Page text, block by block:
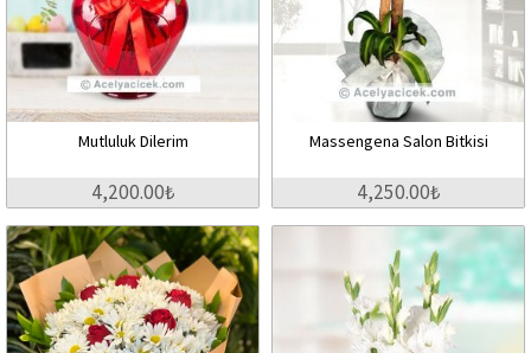
Mutluluk Dilerim
4,200.00₺
Massengena Salon Bitkisi
4,250.00₺